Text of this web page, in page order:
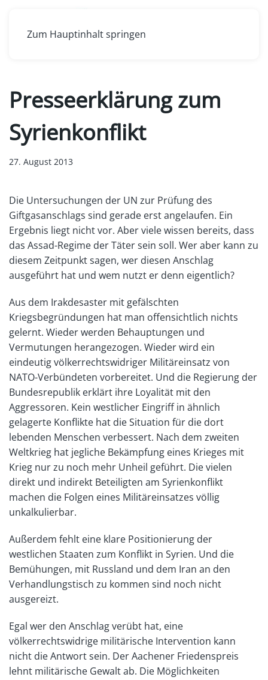
Zum Hauptinhalt springen
Presseerklärung zum
Syrienkonflikt
27. August 2013
Die Untersuchungen der UN zur Prüfung des
Giftgasanschlags sind gerade erst angelaufen. Ein
Ergebnis liegt nicht vor. Aber viele wissen bereits, dass
das Assad-Regime der Täter sein soll. Wer aber kann zu
diesem Zeitpunkt sagen, wer diesen Anschlag
ausgeführt hat und wem nutzt er denn eigentlich?
Aus dem Irakdesaster mit gefälschten
Kriegsbegründungen hat man offensichtlich nichts
gelernt. Wieder werden Behauptungen und
Vermutungen herangezogen. Wieder wird ein
eindeutig völkerrechtswidriger Militäreinsatz von
NATO-Verbündeten vorbereitet. Und die Regierung der
Bundesrepublik erklärt ihre Loyalität mit den
Aggressoren. Kein westlicher Eingriff in ähnlich
gelagerte Konflikte hat die Situation für die dort
lebenden Menschen verbessert. Nach dem zweiten
Weltkrieg hat jegliche Bekämpfung eines Krieges mit
Krieg nur zu noch mehr Unheil geführt. Die vielen
direkt und indirekt Beteiligten am Syrienkonflikt
machen die Folgen eines Militäreinsatzes völlig
unkalkulierbar.
Außerdem fehlt eine klare Positionierung der
westlichen Staaten zum Konflikt in Syrien. Und die
Bemühungen, mit Russland und dem Iran an den
Verhandlungstisch zu kommen sind noch nicht
ausgereizt.
Egal wer den Anschlag verübt hat, eine
völkerrechtswidrige militärische Intervention kann
nicht die Antwort sein. Der Aachener Friedenspreis
lehnt militärische Gewalt ab. Die Möglichkeiten